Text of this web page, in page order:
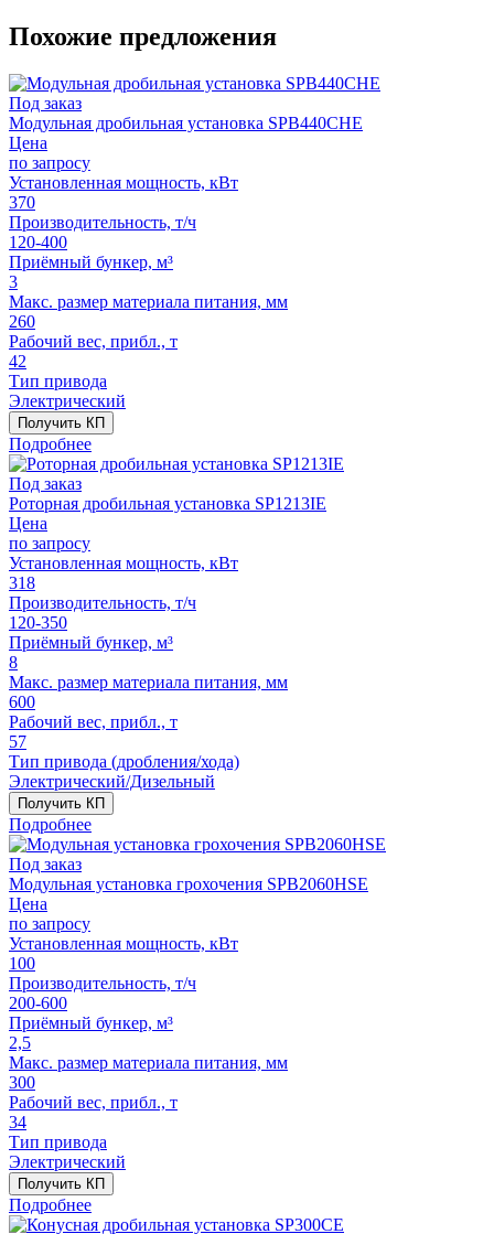
Похожие предложения
Под заказ
Модульная дробильная установка SPВ440CHE
Цена
по запросу
Установленная мощность, кВт
370
Производительность, т/ч
120-400
Приёмный бункер, м³
3
Макс. размер материала питания, мм
260
Рабочий вес, прибл., т
42
Тип привода
Электрический
Получить КП
Подробнее
Под заказ
Роторная дробильная установка SP1213IE
Цена
по запросу
Установленная мощность, кВт
318
Производительность, т/ч
120-350
Приёмный бункер, м³
8
Макс. размер материала питания, мм
600
Рабочий вес, прибл., т
57
Тип привода (дробления/хода)
Электрический/Дизельный
Получить КП
Подробнее
Под заказ
Модульная установка грохочения SPB2060HSE
Цена
по запросу
Установленная мощность, кВт
100
Производительность, т/ч
200-600
Приёмный бункер, м³
2,5
Макс. размер материала питания, мм
300
Рабочий вес, прибл., т
34
Тип привода
Электрический
Получить КП
Подробнее